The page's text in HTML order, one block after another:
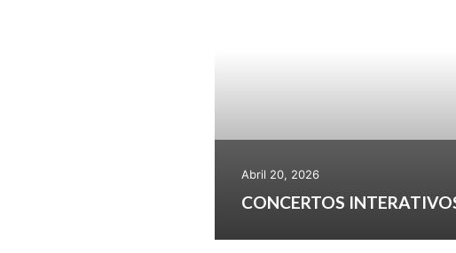
Abril 20, 2026
CONCERTOS